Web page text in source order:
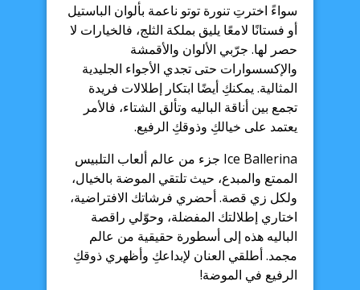
سواءً اخترتِ تنورة توتو ناعمة بألوان الباستيل
أو فستانًا لامعًا يليق بملكة الثلج، فالخيارات لا
حصر لها. جرّبي الألوان والأقمشة
والإكسسوارات حتى تجدي الأجواء الجليدية
المثالية. يمكنكِ أيضًا ابتكار إطلالات فريدة
تجمع بين أناقة الباليه وتألق الشتاء، فالأمر
يعتمد على خيالكِ وذوقكِ الرفيع.
Ice Ballerina جزء من عالم ألعاب التلبيس
الممتع والمبدع، حيث تلتقي الموضة بالخيال،
ولكل زي قصة. أحضري فرشاتك الافتراضية،
اختاري إطلالتك المفضلة، وحوّلي راقصة
الباليه هذه إلى أسطورة حقيقية من عالم
مجمد. أطلقي العنان لإبداعكِ وأظهري ذوقكِ
الرفيع في الموضة!